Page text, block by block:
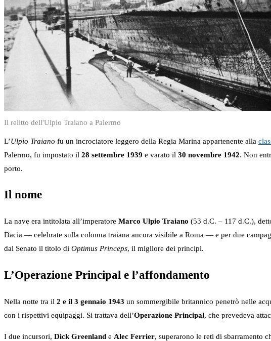
Il relitto dell'Ulpio Traiano a Palermo
L’Ulpio Traiano fu un incrociatore leggero della Regia Marina appartenente alla
Palermo, fu impostato il 28 settembre 1939 e varato il 30 novembre 1942. Non
porto.
Il nome
La nave era intitolata all’imperatore Marco Ulpio Traiano (53 d.C. – 117 d.C.),
Dacia — celebrate sulla colonna traiana ancora visibile a Roma — e per due
dal Senato il titolo di Optimus Princeps, il migliore dei principi.
L’Operazione Principal e l’affondamento
Nella notte tra il 2 e il 3 gennaio 1943 un sommergibile britannico penetrò nelle
con i rispettivi equipaggi. Si trattava dell’Operazione Principal, che prevedeva
I due incursori, Dick Greenland e Alec Ferrier, superarono le reti di sbarramento